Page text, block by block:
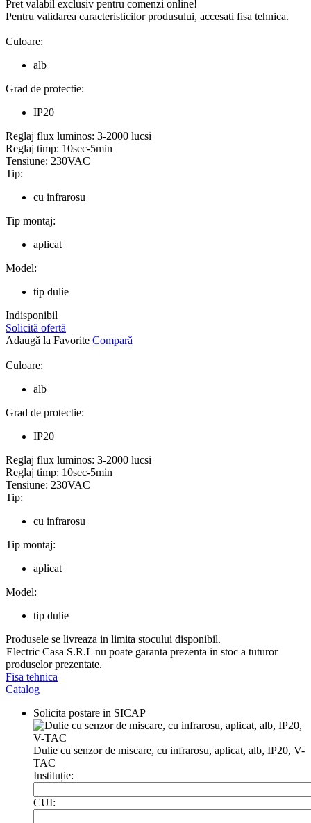
Pret valabil exclusiv pentru comenzi online!
Pentru validarea caracteristicilor produsului, accesati fisa tehnica.
Culoare:
alb
Grad de protectie:
IP20
Reglaj flux luminos: 3-2000 lucsi
Reglaj timp: 10sec-5min
Tensiune: 230VAC
Tip:
cu infrarosu
Tip montaj:
aplicat
Model:
tip dulie
Indisponibil
Solicită ofertă
Adaugă la Favorite Compară
Culoare:
alb
Grad de protectie:
IP20
Reglaj flux luminos: 3-2000 lucsi
Reglaj timp: 10sec-5min
Tensiune: 230VAC
Tip:
cu infrarosu
Tip montaj:
aplicat
Model:
tip dulie
Produsele se livreaza in limita stocului disponibil.
Electric Casa S.R.L nu poate garanta prezenta in stoc a tuturor
produselor prezentate.
Fisa tehnica
Catalog
Solicita postare in SICAP
Dulie cu senzor de miscare, cu infrarosu, aplicat, alb, IP20, V-
TAC
Instituție:
CUI: